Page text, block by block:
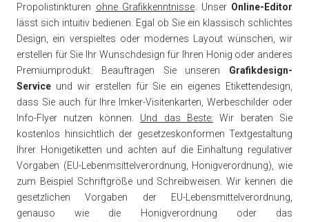
Propolistinkturen ohne Grafikkenntnisse . Unser Online-Editor
lässt sich intuitiv bedienen. Egal ob Sie ein klassisch schlichtes
Design, ein verspieltes oder modernes Layout wünschen, wir
erstellen für Sie Ihr Wunschdesign für Ihren Honig oder anderes
Premiumprodukt. Beauftragen Sie unseren Grafikdesign-
Service und wir erstellen für Sie ein eigenes Etikettendesign,
dass Sie auch für Ihre Imker-Visitenkarten, Werbeschilder oder
Info-Flyer nutzen können. Und das Beste: Wir beraten Sie
kostenlos hinsichtlich der gesetzeskonformen Textgestaltung
Ihrer Honigetiketten und achten auf die Einhaltung regulativer
Vorgaben (EU-Lebenmsittelverordnung, Honigverordnung), wie
zum Beispiel Schriftgröße und Schreibweisen. Wir kennen die
gesetzlichen Vorgaben der EU-Lebensmittelverordnung,
genauso wie die Honigverordnung oder das